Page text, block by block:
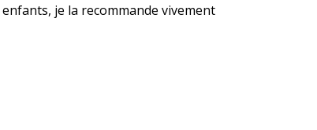
je la recommande vivement